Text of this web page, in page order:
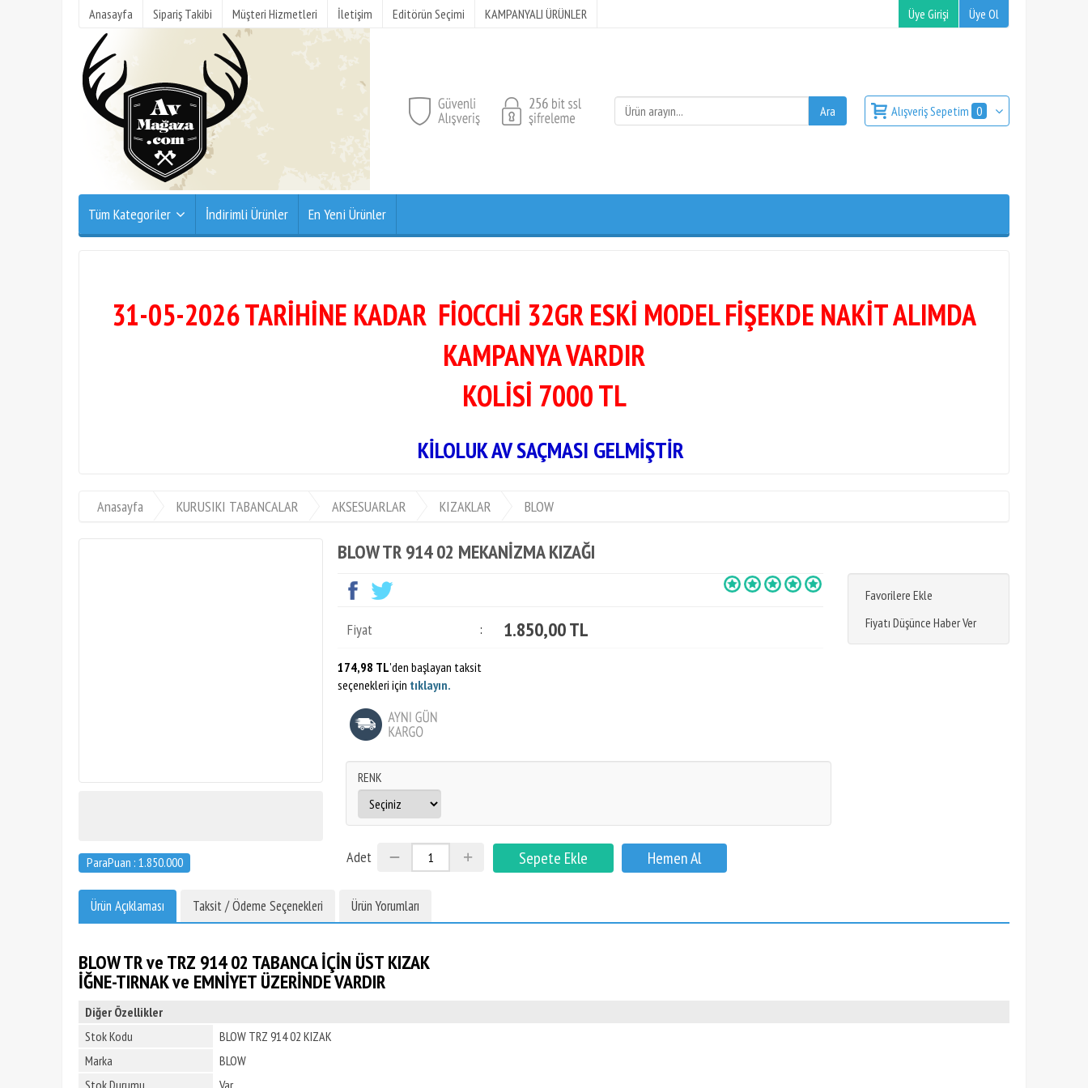
Anasayfa Sipariş Takibi Müşteri Hizmetleri İletişim Editörün Seçimi KAMPANYALI ÜRÜNLER Üye Girişi Üye Ol
Alışveriş Sepetim 0
Tüm Kategoriler İndirimli Ürünler En Yeni Ürünler
31-05-2026 TARİHİNE KADAR FİOCCHİ 32GR ESKİ MODEL FİŞEKDE NAKİT ALIMDA
KAMPANYA VARDIR
KOLİSİ 7000 TL
KİLOLUK AV SAÇMASI GELMİŞTİR
Anasayfa KURUSIKI TABANCALAR AKSESUARLAR KIZAKLAR BLOW
ParaPuan : 1.850.000
BLOW TR 914 02 MEKANİZMA KIZAĞI
Favorilere Ekle
Fiyatı Düşünce Haber Ver
Fiyat : 1.850,00 TL
174,98 TL'den başlayan taksit
seçenekleri için tıklayın.
RENK
Adet
Ürün Açıklaması Taksit / Ödeme Seçenekleri Ürün Yorumları
BLOW TR ve TRZ 914 02 TABANCA İÇİN ÜST KIZAK
İĞNE-TIRNAK ve EMNİYET ÜZERİNDE VARDIR
Diğer Özellikler
Stok Kodu
BLOW TRZ 914 02 KIZAK
Marka
BLOW
Stok Durumu
Var